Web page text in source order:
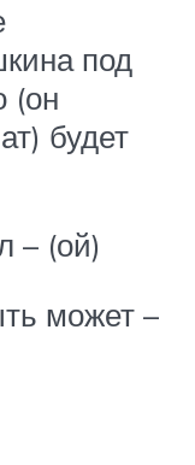
под
(он
будет
– (ой)
может –